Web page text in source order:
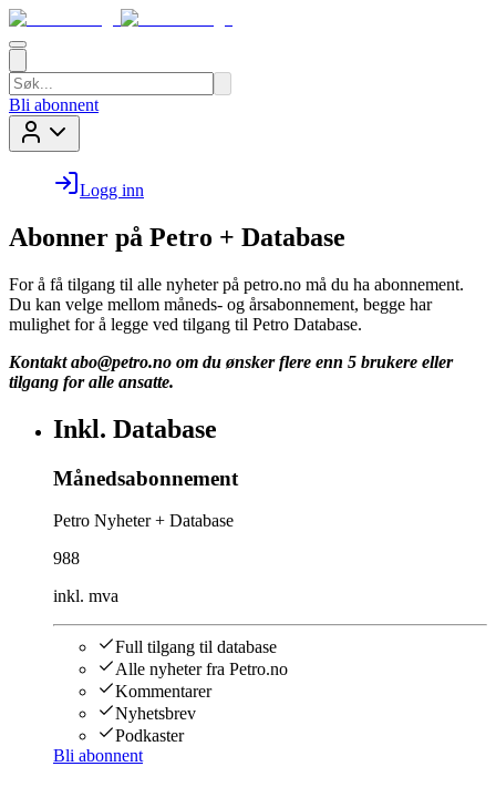
Bli abonnent
Logg inn
Abonner på Petro + Database
For å få tilgang til alle nyheter på petro.no må du ha abonnement.
Du kan velge mellom måneds- og årsabonnement, begge har
mulighet for å legge ved tilgang til Petro Database.
Kontakt abo@petro.no om du ønsker flere enn 5 brukere eller
tilgang for alle ansatte.
Inkl. Database
Månedsabonnement
Petro Nyheter + Database
988
inkl. mva
Full tilgang til database
Alle nyheter fra Petro.no
Kommentarer
Nyhetsbrev
Podkaster
Bli abonnent